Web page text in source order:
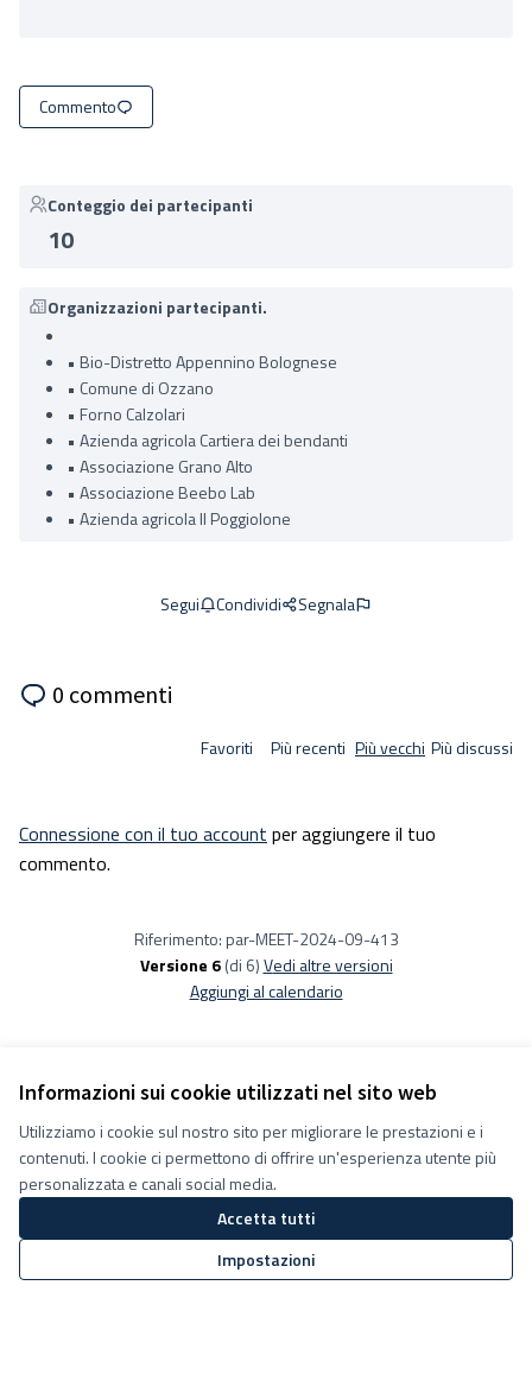
Informazioni sui cookie utilizzati nel sito web
Utilizziamo i cookie sul nostro sito per migliorare le prestazioni e i
contenuti. I cookie ci permettono di offrire un'esperienza utente più
personalizzata e canali social media.
Accetta tutti
Impostazioni
Commento
Conteggio dei partecipanti
10
Organizzazioni partecipanti.
• Bio-Distretto Appennino Bolognese
• Comune di Ozzano
• Forno Calzolari
• Azienda agricola Cartiera dei bendanti
• Associazione Grano Alto
• Associazione Beebo Lab
• Azienda agricola Il Poggiolone
Segui Condividi Segnala
0 commenti
Favoriti Più recenti Più vecchi Più discussi
Connessione con il tuo account per aggiungere il tuo
commento.
Riferimento: par-MEET-2024-09-413
Versione 6(di 6) vedi altre versioni
Aggiungi al calendario
Termini e condizioni d''uso
Impostazioni Cookie
Decidiamo su Facebook
Decidiamo su YouTube
(Collegamento esterno)